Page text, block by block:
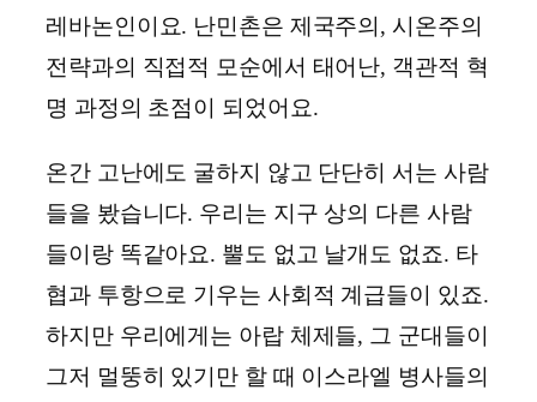
레바논인이요. 난민촌은 제국주의, 시온주의
전략과의 직접적 모순에서 태어난, 객관적 혁
명 과정의 초점이 되었어요.
온간 고난에도 굴하지 않고 단단히 서는 사람
들을 봤습니다. 우리는 지구 상의 다른 사람
들이랑 똑같아요. 뿔도 없고 날개도 없죠. 타
협과 투항으로 기우는 사회적 계급들이 있죠.
하지만 우리에게는 아랍 체제들, 그 군대들이
그저 멀뚱히 있기만 할 때 이스라엘 병사들의